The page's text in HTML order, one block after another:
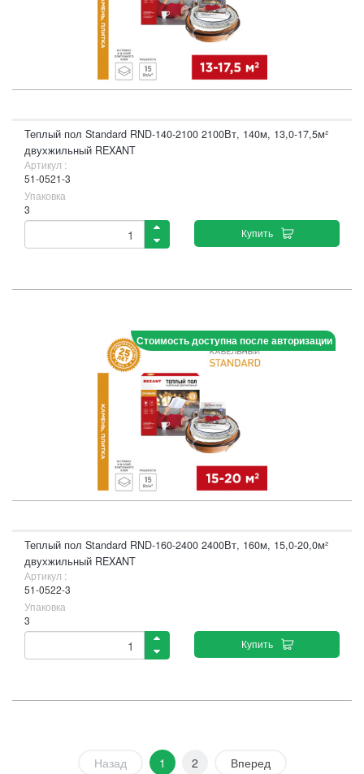
Теплый пол Standard RND-140-2100 2100Вт, 140м, 13,0-17,5м²
двухжильный REXANT
Артикул :
51-0521-3
Упаковка
3
Купить
Стоимость доступна после авторизации
Теплый пол Standard RND-160-2400 2400Вт, 160м, 15,0-20,0м²
двухжильный REXANT
Артикул :
51-0522-3
Упаковка
3
Купить
Назад 1 2 Вперед